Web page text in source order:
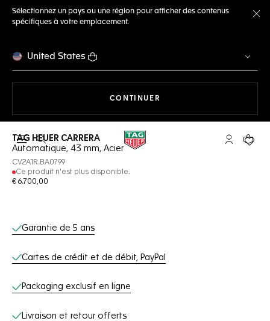
Sélectionnez un pays ou une région pour afficher des contenus
spécifiques à votre emplacement.
United States
CONTINUER
Ouvrir la barre de recherche Compte My
Votre
TAG HEUER CARRERA
Automatique, 43 mm, Acier
CV2A1R.BA0799
Ce produit n'est plus disponible.
€ 6.700,00
Services en ligne
Garantie de 5 ans
Cartes de crédit et de débit, PayPal
Packaging exclusif en ligne
Livraison et retour offerts